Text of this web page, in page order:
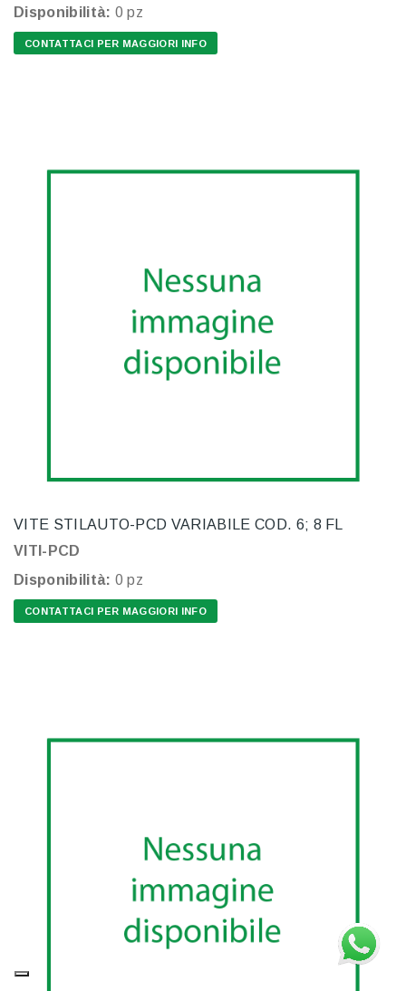
Disponibilità: 0 pz
CONTATTACI PER MAGGIORI INFO
VITE STILAUTO-PCD VARIABILE COD. 6; 8 FL
VITI-PCD
Disponibilità: 0 pz
CONTATTACI PER MAGGIORI INFO